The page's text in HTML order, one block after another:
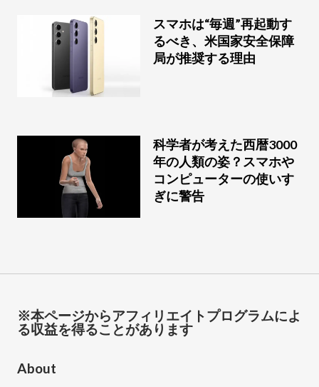
スマホは“毎週”再起動す
るべき、米国家安全保障
局が推奨する理由
科学者が考えた西暦3000
年の人類の姿？スマホや
コンピューターの使いす
ぎに警告
※本ページからアフィリエイトプログラムによ
る収益を得ることがあります
About